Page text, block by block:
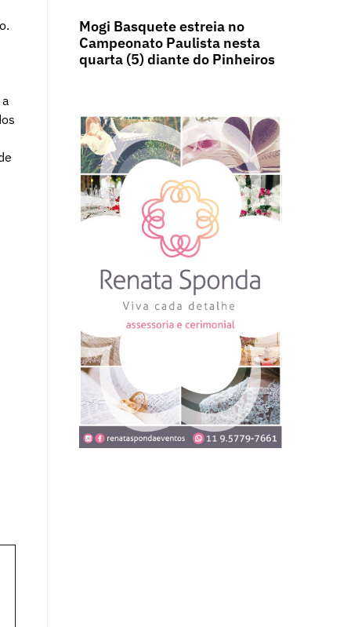
Mogi Basquete estreia no
Campeonato Paulista nesta
quarta (5) diante do Pinheiros